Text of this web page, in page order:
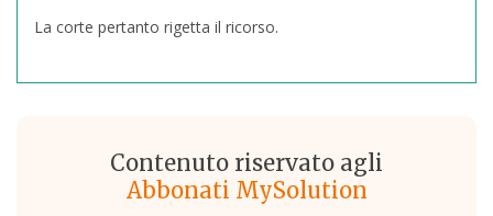
La corte pertanto rigetta il ricorso.
Contenuto riservato agli
Abbonati MySolution